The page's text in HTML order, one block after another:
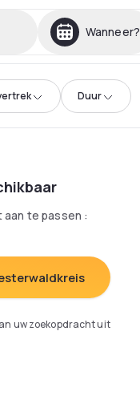
Wanneer?
Duur
aan te passen :
uw zoekopdracht uit